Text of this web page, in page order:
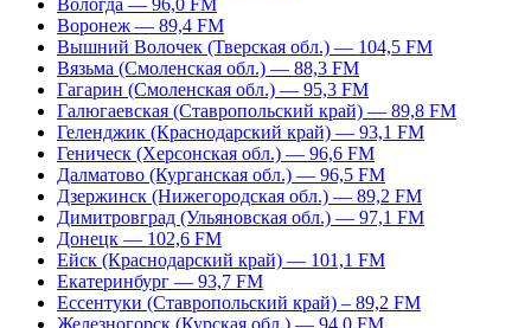
Вологда — 96,0 FM
Воронеж — 89,4 FM
Вышний Волочек (Тверская обл.) — 104,5 FM
Вязьма (Смоленская обл.) — 88,3 FM
Гагарин (Смоленская обл.) — 95,3 FM
Галюгаевская (Ставропольский край) — 89,8 FM
Геленджик (Краснодарский край) — 93,1 FM
Геническ (Херсонская обл.) — 96,6 FM
Далматово (Курганская обл.) — 96,5 FM
Дзержинск (Нижегородская обл.) — 89,2 FM
Димитровград (Ульяновская обл.) — 97,1 FM
Донецк — 102,6 FM
Ейск (Краснодарский край) — 101,1 FM
Екатеринбург — 93,7 FM
Ессентуки (Ставропольский край) – 89,2 FM
Железногорск (Курская обл.) — 94,0 FM